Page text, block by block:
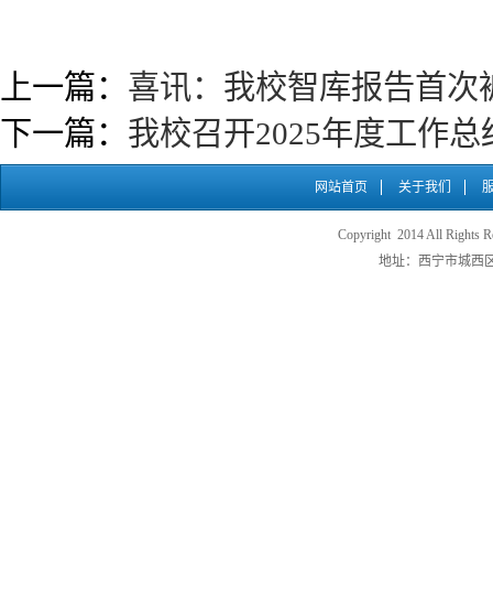
上一篇： 喜讯：我校智库报告首
下一篇： 我校召开2025年度工作总
网站首页 关于我们
Copyright 2014 All Rights
地址：西宁市城西